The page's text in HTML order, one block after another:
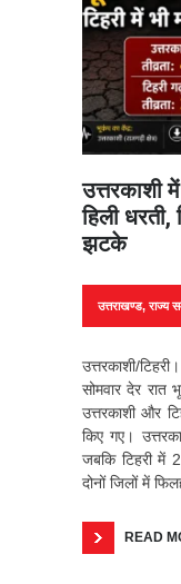
उत्तरकाशी
हिली
झटके
उत्तराखण्ड,राज्य
उत्तरकाशी/
सोमवार देर
उत्तरकाशी और
किए गए।
जबकि टिहरी में
दोनों जिलों में
READ